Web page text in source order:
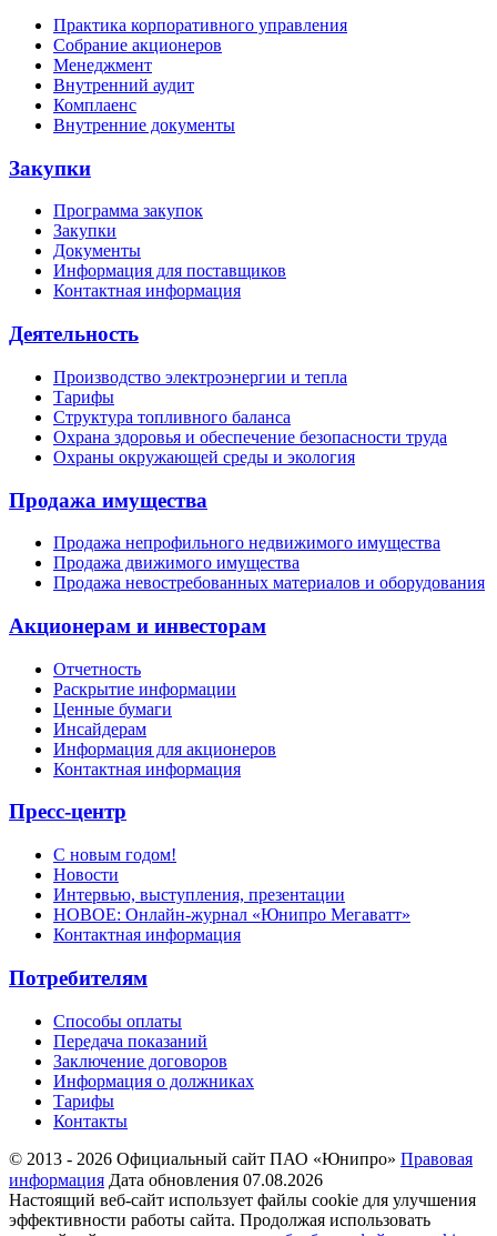
Практика корпоративного управления
Собрание акционеров
Менеджмент
Внутренний аудит
Комплаенс
Внутренние документы
Закупки
Программа закупок
Закупки
Документы
Информация для поставщиков
Контактная информация
Деятельность
Производство электроэнергии и тепла
Тарифы
Структура топливного баланса
Охрана здоровья и обеспечение безопасности труда
Охраны окружающей среды и экология
Продажа имущества
Продажа непрофильного недвижимого имущества
Продажа движимого имущества
Продажа невостребованных материалов и оборудования
Акционерам и инвесторам
Отчетность
Раскрытие информации
Ценные бумаги
Инсайдерам
Информация для акционеров
Контактная информация
Пресс-центр
С новым годом!
Новости
Интервью, выступления, презентации
НОВОЕ: Онлайн-журнал «Юнипро Мегаватт»
Контактная информация
Потребителям
Способы оплаты
Передача показаний
Заключение договоров
Информация о должниках
Тарифы
Контакты
© 2013 - 2026 Официальный сайт ПАО «Юнипро» Правовая
информация Дата обновления 07.08.2026
Настоящий веб-сайт использует файлы cookie для улучшения
эффективности работы сайта. Продолжая использовать